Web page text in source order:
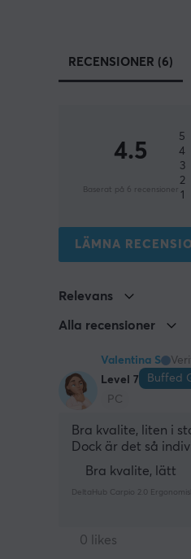
RECENSIONER (6)
4.5
Baserat på 6 recensioner
5
4
3
2
1
LÄMNA
Relevans
Alla recensioner
Valentina S
Level 7
Buffed
PC
Bra kvalite, liten i
Dock är det så
Bra kvalite, lätt
DeltaHub Carpio 2.0
0 likes